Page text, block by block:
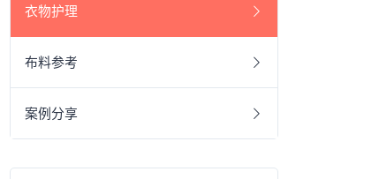
衣物护理
布料参考
案例分享